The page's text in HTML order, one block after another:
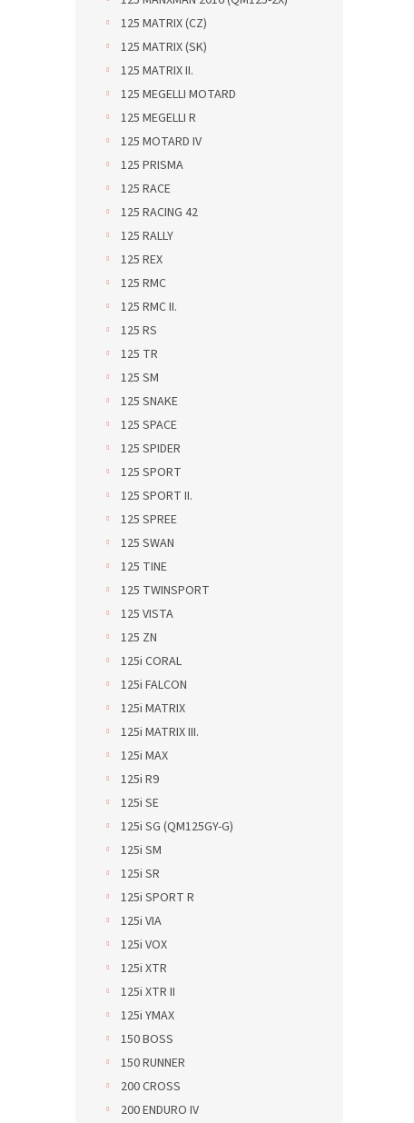
125 MATRIX (CZ)
125 MATRIX (SK)
125 MATRIX II.
125 MEGELLI MOTARD
125 MEGELLI R
125 MOTARD IV
125 PRISMA
125 RACE
125 RACING 42
125 RALLY
125 REX
125 RMC
125 RMC II.
125 RS
125 TR
125 SM
125 SNAKE
125 SPACE
125 SPIDER
125 SPORT
125 SPORT II.
125 SPREE
125 SWAN
125 TINE
125 TWINSPORT
125 VISTA
125 ZN
125i CORAL
125i FALCON
125i MATRIX
125i MATRIX III.
125i MAX
125i R9
125i SE
125i SG (QM125GY-G)
125i SM
125i SR
125i SPORT R
125i VIA
125i VOX
125i XTR
125i XTR II
125i YMAX
150 BOSS
150 RUNNER
200 CROSS
200 ENDURO IV